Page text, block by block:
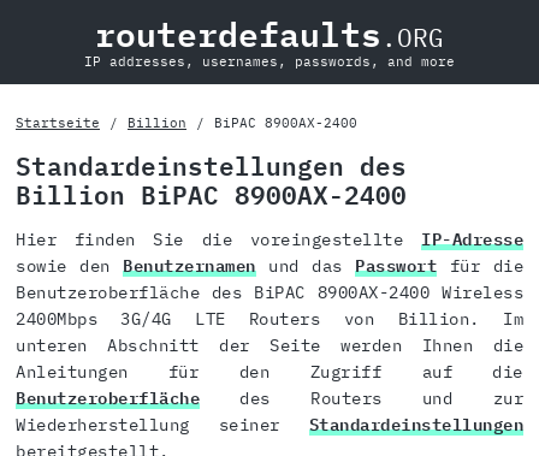
routerdefaults .ORG
IP addresses, usernames, passwords, and more
Startseite Billion BiPAC 8900AX-2400
Standardeinstellungen des
Billion BiPAC 8900AX-2400
Hier finden Sie die voreingestellte IP-Adresse
sowie den Benutzernamenund das Passwort für die
Benutzeroberfläche des BiPAC 8900AX-2400 Wireless
2400Mbps 3G/4G LTE Routers von Billion. Im
unteren Abschnitt der Seite werden Ihnen die
Anleitungen für den Zugriff auf die
Benutzeroberfläche des Routers und zur
Wiederherstellung seiner Standardeinstellungen
bereitgestellt.